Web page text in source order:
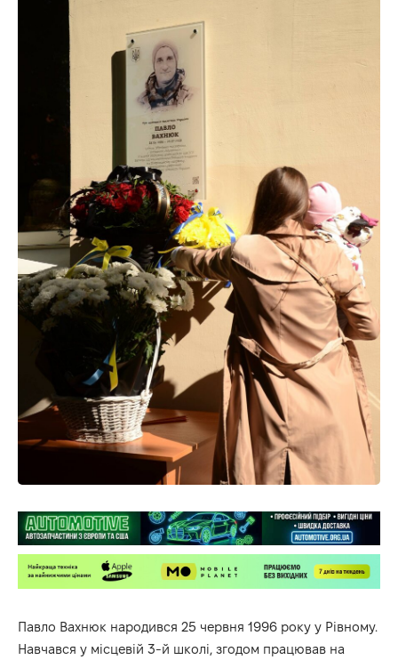
Павло Вахнюк народився 25 червня 1996 року у Рівному.
Навчався у місцевій 3-й школі, згодом працював на